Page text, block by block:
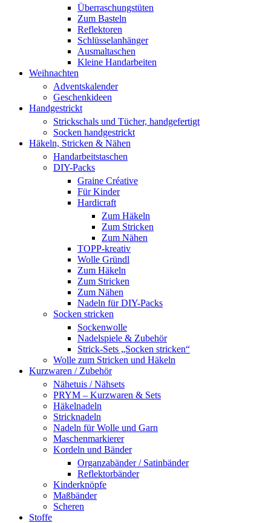
Überraschungstüten
Zum Basteln
Reflektoren
Schlüsselanhänger
Ausmaltaschen
Kleine Handarbeiten
Weihnachten
Adventskalender
Geschenkideen
Handgestrickt
Strickschals und Tücher, handgefertigt
Socken handgestrickt
Häkeln, Stricken & Nähen
Handarbeitstaschen
DIY-Packs
Graine Créative
Für Kinder
Hardicraft
Zum Häkeln
Zum Stricken
Zum Nähen
TOPP-kreativ
Wolle Gründl
Zum Häkeln
Zum Stricken
Zum Nähen
Nadeln für DIY-Packs
Socken stricken
Sockenwolle
Nadelspiele & Zubehör
Strick-Sets „Socken stricken“
Wolle zum Stricken und Häkeln
Kurzwaren / Zubehör
Nähetuis / Nähsets
PRYM – Kurzwaren & Sets
Häkelnadeln
Stricknadeln
Nadeln für Wolle und Garn
Maschenmarkierer
Kordeln und Bänder
Organzabänder / Satinbänder
Reflektorbänder
Kinderknöpfe
Maßbänder
Scheren
Stoffe